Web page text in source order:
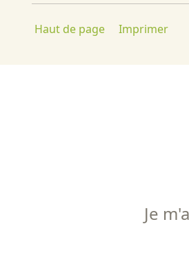
Haut de page Imprimer
Je